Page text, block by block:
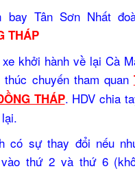
bay Tân Sơn Nhất
THÁP
khởi hành về lại Cà
chuyến tham quan
THÁP. HDV chia
có sự thay đổi nếu
thứ 2 và thứ 6